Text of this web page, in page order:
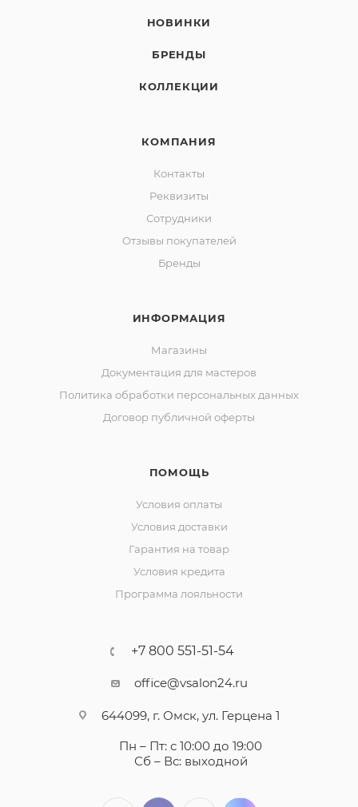
НОВИНКИ
БРЕНДЫ
КОЛЛЕКЦИИ
КОМПАНИЯ
Контакты
Реквизиты
Сотрудники
Отзывы покупателей
Бренды
ИНФОРМАЦИЯ
Магазины
Документация для мастеров
Политика обработки персональных данных
Договор публичной оферты
ПОМОЩЬ
Условия оплаты
Условия доставки
Гарантия на товар
Условия кредита
Программа лояльности
+7 800 551-51-54
office@vsalon24.ru
644099, г. Омск, ул. Герцена 1
Пн – Пт: с 10:00 до 19:00
Сб – Вс: выходной